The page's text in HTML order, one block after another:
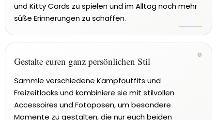
und Kitty Cards zu spielen und im Alltag noch mehr
süße Erinnerungen zu schaffen.
Gestalte euren ganz persönlichen Stil
Sammle verschiedene Kampfoutfits und
Freizeitlooks und kombiniere sie mit stilvollen
Accessoires und Fotoposen, um besondere
Momente zu gestalten, die nur euch beiden